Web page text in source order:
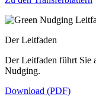
Der Leitfaden
Der Leitfaden führt Sie
Nudging.
Download (PDF)